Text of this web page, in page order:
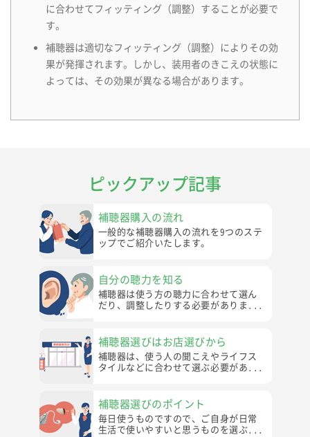
に合わせてフィッティング（調整）することが必要で
す。
補聴器は適切なフィッティング（調整）によりその効
果が発揮されます。しかし、装用者のきこえの状態に
よっては、その効果が異なる場合があります。
ピックアップ記事
補聴器購入の流れ
一般的な補聴器購入の流れを9つのステ
ップでご紹介いたします。
自分の聴力を知る
補聴器は使う方の聴力に合わせて選ん
だり、調整したりする必要がありま...
補聴器選びはお店選びから
補聴器は、使う人の聞こえやライフス
タイルなどに合わせて選ぶ必要があ...
補聴器選びのポイント
毎日使うものですので、ご自身が日常
生活で使いやすいと思うものを選ぶ...